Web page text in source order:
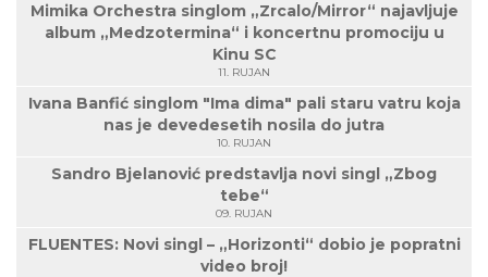
Mimika Orchestra singlom „Zrcalo/Mirror“ najavljuje
album „Medzotermina“ i koncertnu promociju u
Kinu SC
11. RUJAN
Ivana Banfić singlom "Ima dima" pali staru vatru koja
nas je devedesetih nosila do jutra
10. RUJAN
Sandro Bjelanović predstavlja novi singl „Zbog
tebe“
09. RUJAN
FLUENTES: Novi singl – „Horizonti“ dobio je popratni
video broj!